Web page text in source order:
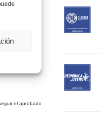
el aprobado